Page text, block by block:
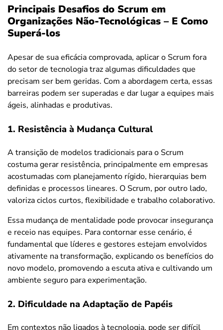
Principais Desafios do Scrum em
Organizações Não-Tecnológicas – E Como
Superá-los
Apesar de sua eficácia comprovada, aplicar o Scrum fora
do setor de tecnologia traz algumas dificuldades que
precisam ser bem geridas. Com a abordagem certa, essas
barreiras podem ser superadas e dar lugar a equipes mais
ágeis, alinhadas e produtivas.
1. Resistência à Mudança Cultural
A transição de modelos tradicionais para o Scrum
costuma gerar resistência, principalmente em empresas
acostumadas com planejamento rígido, hierarquias bem
definidas e processos lineares. O Scrum, por outro lado,
valoriza ciclos curtos, flexibilidade e trabalho colaborativo.
Essa mudança de mentalidade pode provocar insegurança
e receio nas equipes. Para contornar esse cenário, é
fundamental que líderes e gestores estejam envolvidos
ativamente na transformação, explicando os benefícios do
novo modelo, promovendo a escuta ativa e cultivando um
ambiente seguro para experimentação.
2. Dificuldade na Adaptação de Papéis
Em contextos não ligados à tecnologia, pode ser difícil